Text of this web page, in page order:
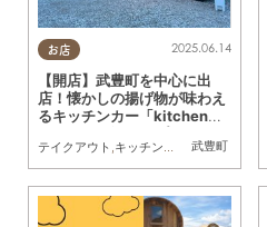
お店
武豊町
2025.06.14
【開店】武豊町を中心に出
店！懐かしの揚げ物が味わえ
るキッチンカー「kitchen
湊」4/25(金)オープン
テイクアウト ,キッチンカー 開店,まちネタ